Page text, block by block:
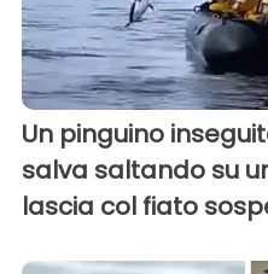
Un pinguino
salva saltando su
lascia col fiato